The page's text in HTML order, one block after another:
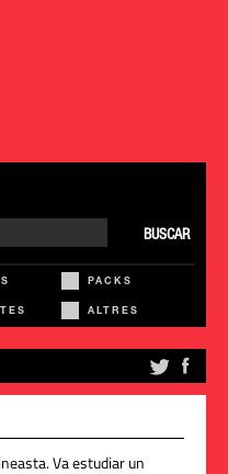
BUSCAR
PACKS
ALTRES
Va estudiar un